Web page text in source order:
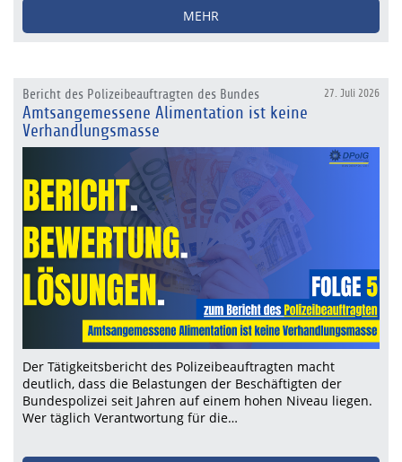
MEHR
27. Juli 2026
Bericht des Polizeibeauftragten des Bundes
Amtsangemessene Alimentation ist keine
Verhandlungsmasse
Der Tätigkeitsbericht des Polizeibeauftragten macht
deutlich, dass die Belastungen der Beschäftigten der
Bundespolizei seit Jahren auf einem hohen Niveau liegen.
Wer täglich Verantwortung für die…